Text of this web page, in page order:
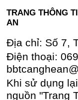
TRANG THÔNG
AN
Địa chỉ: Số 7,
Điện thoại:
Khi sử dụng
nguồn "Trang